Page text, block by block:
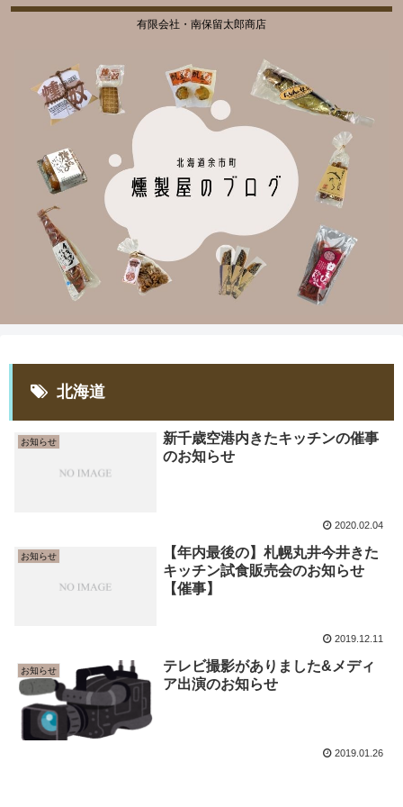
有限会社・南保留太郎商店
北海道
お知らせ
新千歳空港内きたキッチンの催事
のお知らせ
2020.02.04
お知らせ
【年内最後の】札幌丸井今井きた
キッチン試食販売会のお知らせ
【催事】
2019.12.11
お知らせ
テレビ撮影がありました&メディ
ア出演のお知らせ
2019.01.26